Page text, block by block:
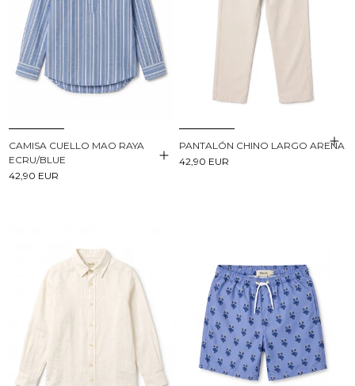
CAMISA CUELLO MAO RAYA
ECRU/BLUE
42,90 EUR
PANTALÓN CHINO LARGO ARENA
42,90 EUR